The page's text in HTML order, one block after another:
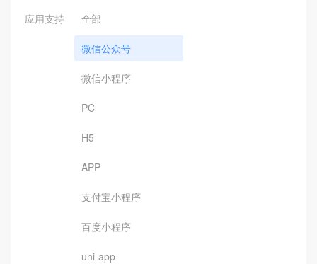
应用支持 全部
微信公众号
微信小程序
PC
H5
APP
支付宝小程序
百度小程序
uni-app